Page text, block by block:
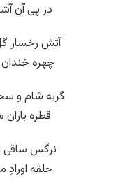
در پی آن
آتش رخسار
چهره
گریه شام و
قطره
نرگس ساقی
حلقه